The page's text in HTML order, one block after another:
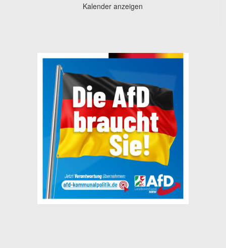
Kalender anzeigen